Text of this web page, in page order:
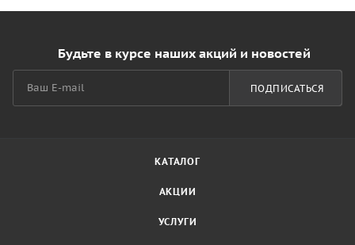
Будьте в курсе наших акций и новостей
ПОДПИСАТЬСЯ
КАТАЛОГ
АКЦИИ
УСЛУГИ